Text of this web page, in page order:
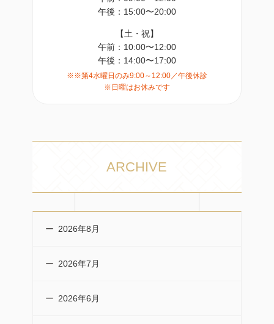
午後：15:00〜20:00
【土・祝】
午前：10:00〜12:00
午後：14:00〜17:00
※※第4水曜日のみ9:00～12:00／午後休診
※日曜はお休みです
ARCHIVE
2026年8月
2026年7月
2026年6月